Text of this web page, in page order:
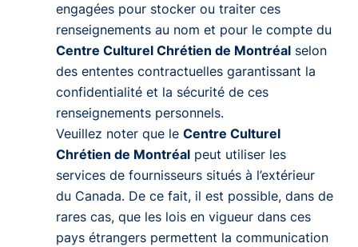
engagées pour stocker ou traiter ces
renseignements au nom et pour le compte du
Centre Culturel Chrétien de Montréal selon
des ententes contractuelles garantissant la
confidentialité et la sécurité de ces
renseignements personnels.
Veuillez noter que leCentre Culturel
Chrétien de Montréal peut utiliser les
services de fournisseurs situés à l’extérieur
du Canada. De ce fait, il est possible, dans de
rares cas, que les lois en vigueur dans ces
pays étrangers permettent la communication